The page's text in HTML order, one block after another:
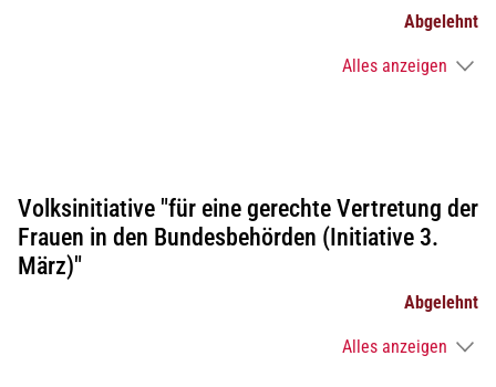
Abgelehnt
Alles anzeigen
Volksinitiative "für eine gerechte Vertretung der
Frauen in den Bundesbehörden (Initiative 3.
März)"
Abgelehnt
Alles anzeigen